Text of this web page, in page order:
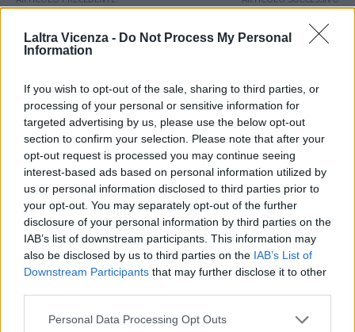
Laltra Vicenza - Do Not Process My Personal
Information
If you wish to opt-out of the sale, sharing to third parties, or
processing of your personal or sensitive information for
targeted advertising by us, please use the below opt-out
section to confirm your selection. Please note that after your
opt-out request is processed you may continue seeing
interest-based ads based on personal information utilized by
us or personal information disclosed to third parties prior to
your opt-out. You may separately opt-out of the further
disclosure of your personal information by third parties on the
IAB’s list of downstream participants. This information may
also be disclosed by us to third parties on the IAB’s List of
Downstream Participants that may further disclose it to other
Personal Data Processing Opt Outs
di solidarietà”
Sport Edizione Milano Cortina
2026
STAY CONNECTED
9,253
Fans
3,533
Follower
2,652
Iscritti
- Advertisement -